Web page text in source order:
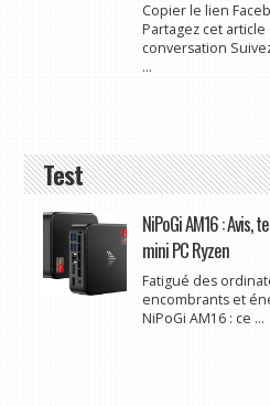
Copier le lien
Partagez cet article
conversation
...
Test
NiPoGi AM16 :
mini PC Ryzen
Fatigué des
encombrants et
NiPoGi AM16 : ce ...